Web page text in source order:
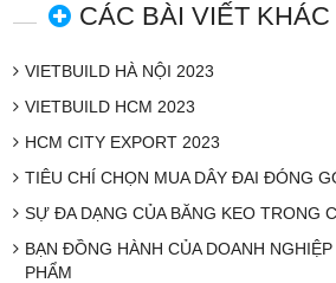
CÁC BÀI VIẾT KHÁC
VIETBUILD HÀ NỘI 2023
VIETBUILD HCM 2023
HCM CITY EXPORT 2023
TIÊU CHÍ CHỌN MUA DÂY ĐAI ĐÓNG
SỰ ĐA DẠNG CỦA BĂNG KEO TRONG
BẠN ĐỒNG HÀNH CỦA DOANH
PHẨM